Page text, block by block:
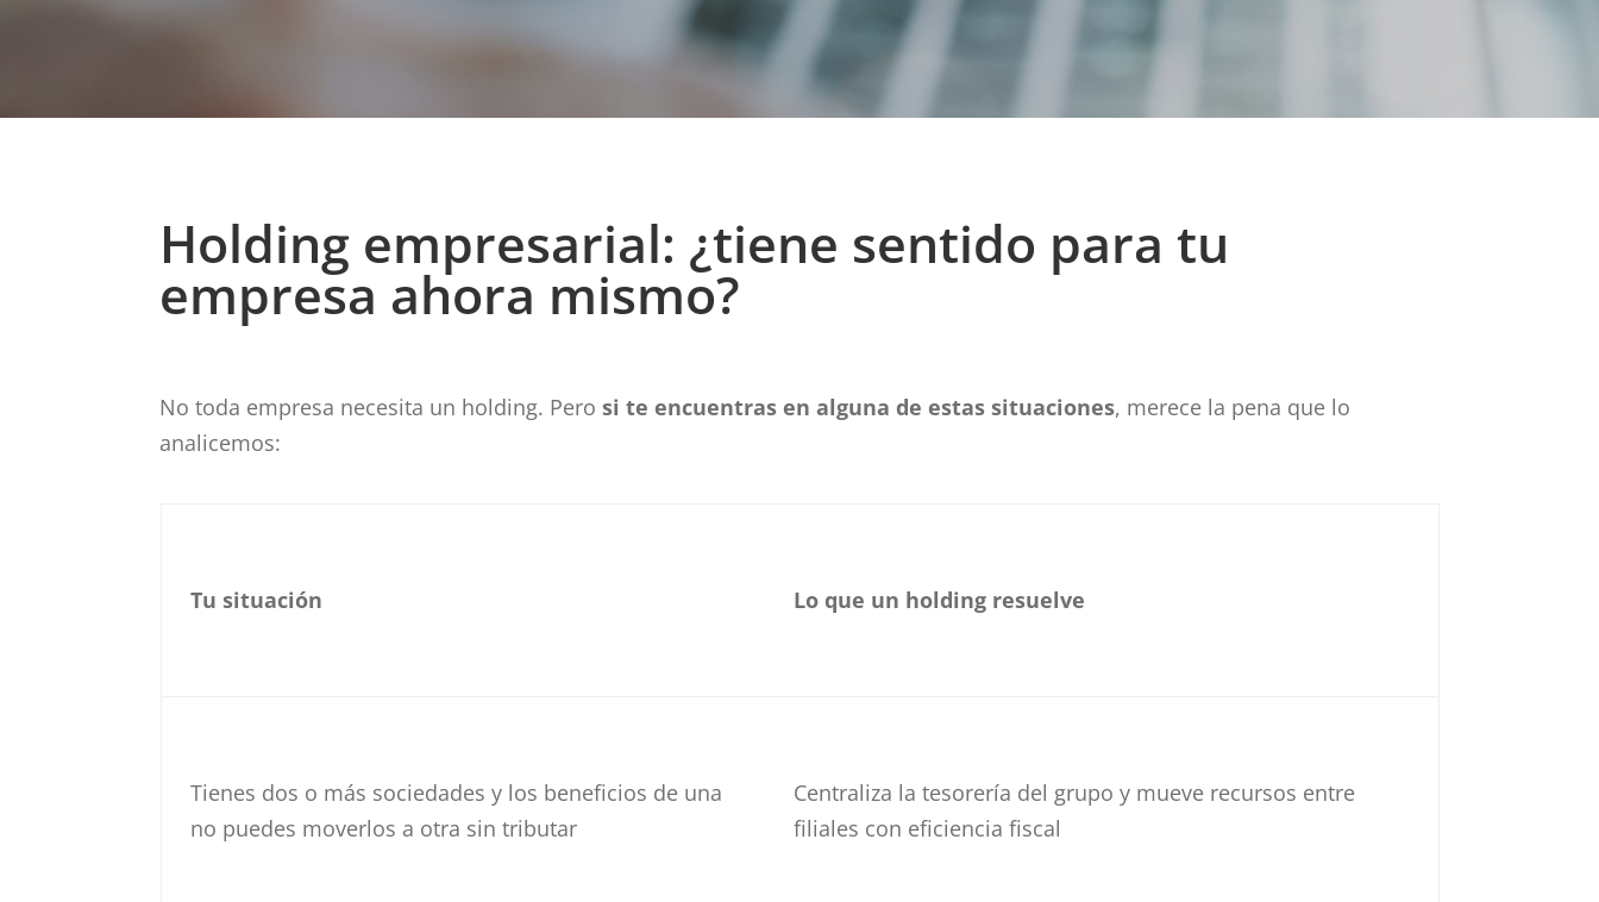
Holding empresarial: ¿tiene sentido para tu
empresa ahora mismo?
No toda empresa necesita un holding. Perosi te encuentras en alguna de estas situaciones, merece la pena que lo
analicemos:
Tu situación Lo que un holding resuelve
Tienes dos o más sociedades y los beneficios de una
no puedes moverlos a otra sin tributar
Centraliza la tesorería del grupo y mueve recursos entre
filiales con eficiencia fiscal